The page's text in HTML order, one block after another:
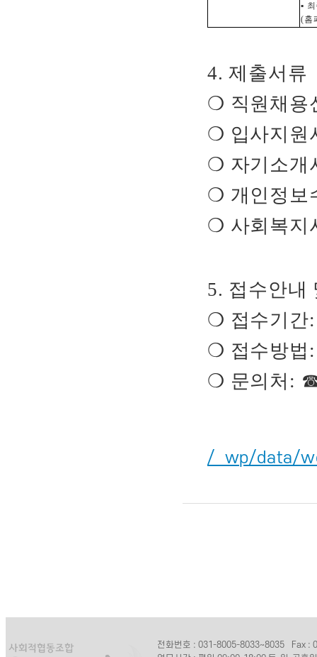
▪
(홈
4.제출서류
❍ 직원채
❍ 입사지
❍ 자기소
❍ 개인정보
❍ 사회복
5. 접수안내
❍ 접수기간
❍ 접수방법
❍ 문의처 :
/_wp/data/
전화번호 : 031-8005-8033~8035
Fax :